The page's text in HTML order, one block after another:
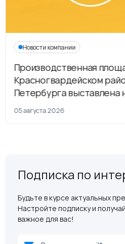
Новости компании
Производственная
Красногвардейском
Петербурга выставлена
рамках приватизации
05 августа 2026
Подписка по
Будьте в курсе актуальных
Настройте подписку и
важное для вас!